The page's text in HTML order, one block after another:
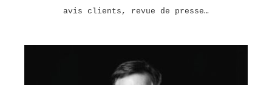
avis clients, revue de presse…